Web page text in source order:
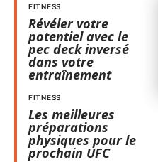
FITNESS
Révéler votre
potentiel avec le
pec deck inversé
dans votre
entraînement
FITNESS
Les meilleures
préparations
physiques pour le
prochain UFC